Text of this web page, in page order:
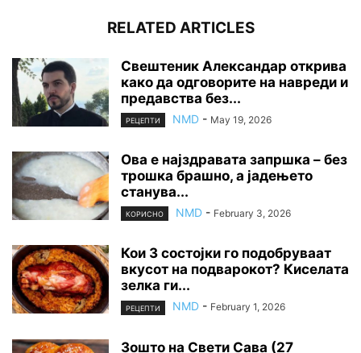
RELATED ARTICLES
Свештеник Александар открива
како да одговорите на навреди и
предавства без...
РЕЦЕПТИ NMD - May 19, 2026
Ова е најздравата запршка – без
трошка брашно, а јадењето
станува...
КОРИСНО NMD - February 3, 2026
Кои 3 состојки го подобруваат
вкусот на подварокот? Киселата
зелка ги...
РЕЦЕПТИ NMD - February 1, 2026
Зошто на Свети Сава (27